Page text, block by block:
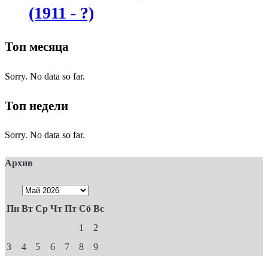
(1911 - ?)
Топ месяца
Sorry. No data so far.
Топ недели
Sorry. No data so far.
Архив
Пн Вт Ср Чт Пт Сб Вс
1
2
3
4 5 6 7 8
9